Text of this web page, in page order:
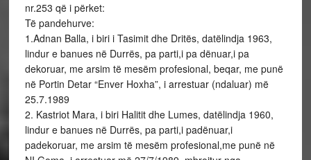
nr.253 që i përket:
Të pandehurve:
1.Adnan Balla, i biri i Tasimit dhe Dritës, datëlindja 1963,
lindur e banues në Durrës, pa parti,i pa dënuar,i pa
dekoruar, me arsim të mesëm profesional, beqar, me punë
në Portin Detar “Enver Hoxha”, i arrestuar (ndaluar) më
25.7.1989
2. Kastriot Mara, i biri Halitit dhe Lumes, datëlindja 1960,
lindur e banues në Durrës, pa parti,i padënuar,i
padekoruar, me arsim të mesëm profesional,me punë në